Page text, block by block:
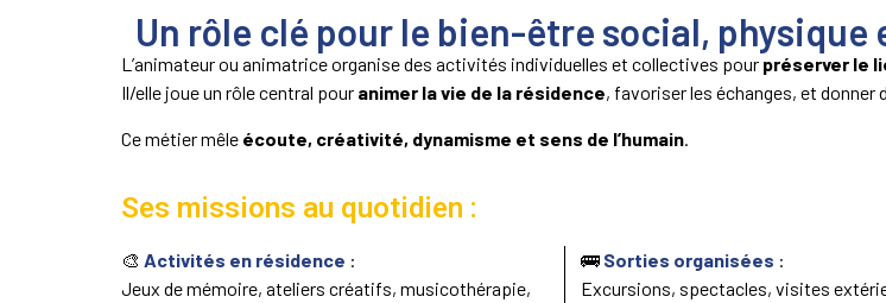
Un rôle clé pour le bien-être social, physique
L’animateur ou animatrice organise des activités individuelles et collectives pour préserver le
Il/elle joue un rôle central pour animer la vie de la résidence, favoriser les échanges, et donner
Ce métier mêle écoute, créativité, dynamisme et sens de l’humain
Ses missions au quotidien :
🎨 Activités en résidence :
Jeux de mémoire, ateliers créatifs, musicothérapie,
🚌 Sorties organisées :
Excursions, spectacles, visites